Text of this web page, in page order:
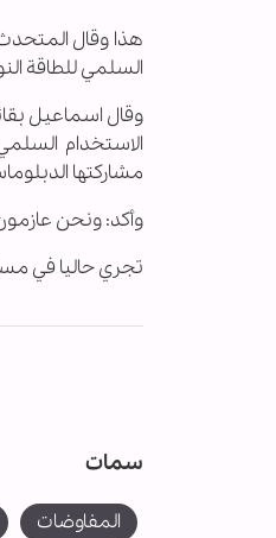
هذا وقال المتحدث
السلمي للطاقة
وقال اسماعيل
الاستخدام
مشاركتها
وأكد: ونحن
تجري حاليا في
سمات
المفاوضات